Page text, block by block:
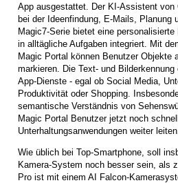
App ausgestattet. Der KI-Assistent von
bei der Ideenfindung, E-Mails, Planung
Magic7-Serie bietet eine
in alltägliche Aufgaben integriert. Mit
Magic Portal können Benutzer Objekte
markieren. Die Text- und
App-Dienste - egal ob Social Media,
Produktivität oder Shopping.
semantische Verständnis von
Magic Portal Benutzer jetzt noch
Unterhaltungsanwendungen weiter leiten.
Wie üblich bei Top-Smartphone, soll
Kamera-System noch besser sein, als
Pro ist mit einem AI Falcon-